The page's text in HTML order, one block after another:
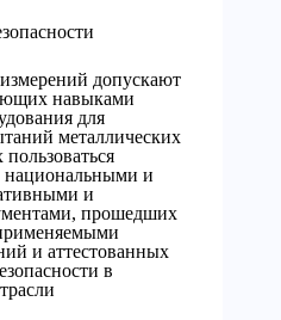
допускают
навыками
для
металлических
национальными и
и
прошедших
и аттестованных
в